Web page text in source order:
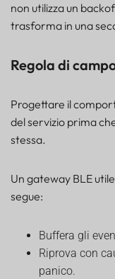
non utilizza un
trasforma in una
Regola di
Progettare il
del servizio prima
stessa.
Un gateway BLE
segue:
Buffera gli
Riprova con
panico.